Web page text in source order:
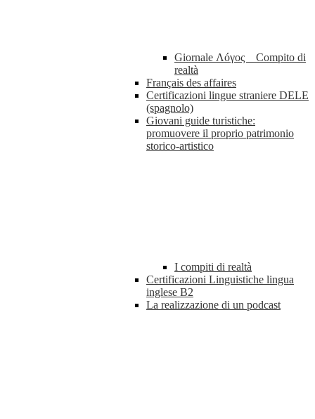
Giornale Λóγος _ Compito di
realtà
Français des affaires
Certificazioni lingue straniere DELE
(spagnolo)
Giovani guide turistiche:
promuovere il proprio patrimonio
storico-artistico
I compiti di realtà
Certificazioni Linguistiche lingua
inglese B2
La realizzazione di un podcast